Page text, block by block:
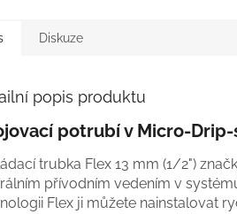
Diskuze
popis produktu
potrubí v Micro-
trubka Flex 13 mm (1/2")
přívodním vedením v
Flex ji můžete nainstalovat